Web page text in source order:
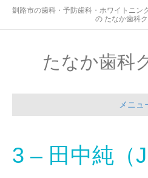
釧路市の歯科・予防歯科・ホワイトニン
の たなか歯科
たなか歯科
メニュ
3 – 田中純（J